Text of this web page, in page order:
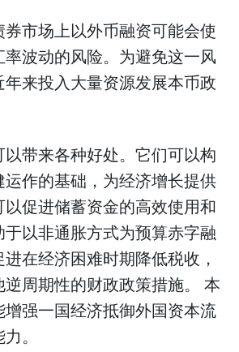
市场上以外币融资可能会使
波动的风险。为避免这一风
来投入大量资源发展本币政
带来各种好处。它们可以构
作的基础，为经济增长提供
促进储蓄资金的高效使用和
以非通胀方式为预算赤字融
在经济困难时期降低税收，
周期性的财政政策措施。 本
强一国经济抵御外国资本流
。